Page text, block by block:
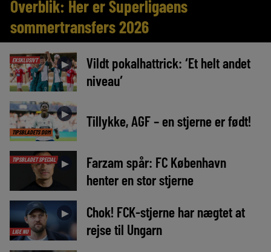
Overblik: Her er Superligaens
sommertransfers 2026
EKSKLUSIVT ►
Vildt pokalhattrick: ‘Et helt andet
niveau’
TIPSBLADETS DOM
► Tillykke, AGF – en stjerne er født!
TIPSBLADET SPECIAL ►
Farzam spår: FC København
henter en stor stjerne
LIGE NU
►
Chok! FCK-stjerne har nægtet at
rejse til Ungarn